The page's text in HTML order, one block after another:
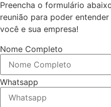
Preencha o formulário
reunião para poder
você e sua empresa!
Nome Completo
Whatsapp